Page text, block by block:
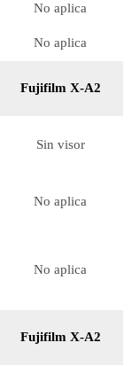
No aplica
No aplica
Fujifilm X-A2
Sin visor
No aplica
No aplica
Fujifilm X-A2